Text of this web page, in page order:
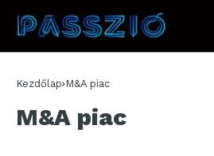
Kezdőlap M&A piac
M&A piac